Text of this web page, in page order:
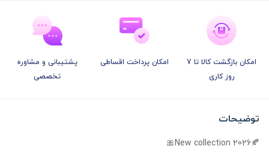
امکان بازگشت کالا تا 7
روز کاری
امکان پرداخت اقساطی
پشتیبانی و مشاوره
تخصصی
توضیحات
🍂New collection 2026🎀